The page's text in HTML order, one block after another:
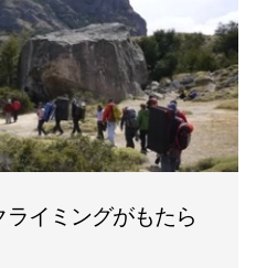
イミングがもたら